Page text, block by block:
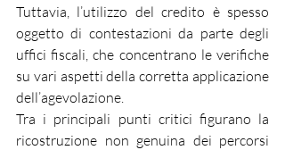
Tuttavia, l’utilizzo del credito è spesso
oggetto di contestazioni da parte degli
uffici fiscali, che concentrano le verifiche
su vari aspetti della corretta applicazione
dell’agevolazione.
Tra i principali punti critici figurano la
ricostruzione non genuina dei percorsi